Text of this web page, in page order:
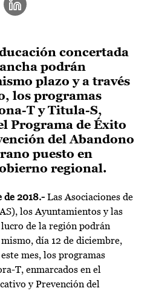
concertada
podrán
plazo y a través
los programas
T y Titula-S,
Programa de Éxito
del Abandono
puesto en
regional.
de 2018.- Las Asociaciones de
los Ayuntamientos y las
de la región podrán
día 12 de diciembre,
mes, los programas
T, enmarcados en el
y Prevención del